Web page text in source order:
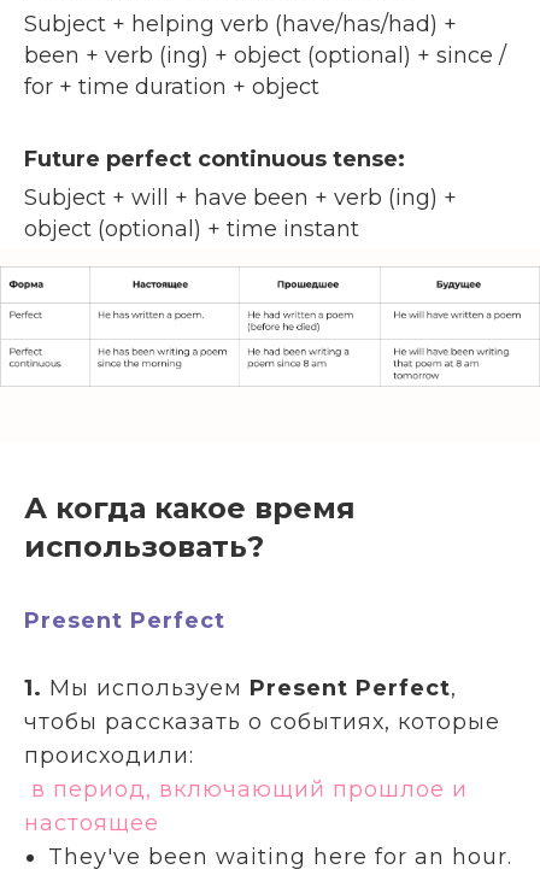
Subject + helping verb (have/has/had) +
been + verb (ing) + object (optional) + since /
for + time duration + object
Future perfect continuous tense:
Subject + will + have been + verb (ing) +
object (optional) + time instant
А когда какое время
использовать?
Present Perfect
1. Мы используем Present Perfect,
чтобы рассказать о событиях, которые
происходили:
в период, включающий прошлое и
настоящее
They've been waiting here for an hour.